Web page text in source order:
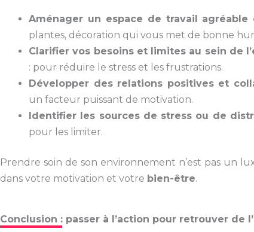
Aménager un espace de travail agréable
plantes, décoration qui vous met de bonne
Clarifier vos besoins et limites au sein de
: pour réduire le stress et les frustrations.
Développer des relations positives et
un facteur puissant de motivation.
Identifier les sources de stress ou de
pour les limiter.
Prendre soin de son environnement n’est pas un
dans votre motivation et votre bien-être.
Conclusion : passer à l’action pour retrouver de